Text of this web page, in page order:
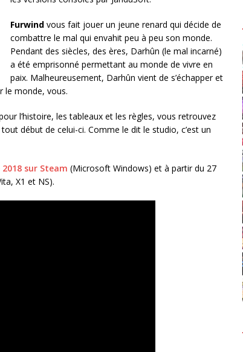
Furwind vous fait jouer un jeune renard qui décide de
combattre le mal qui envahit peu à peu son monde.
Pendant des siècles, des ères, Darhûn (le mal incarné)
a été emprisonné permettant au monde de vivre en
paix. Malheureusement, Darhûn vient de s’échapper et
le monde, vous.
l’histoire, les tableaux et les règles, vous retrouvez
début de celui-ci. Comme le dit le studio, c’est un
sur Steam (Microsoft Windows) et à partir du 27
X1 et NS).